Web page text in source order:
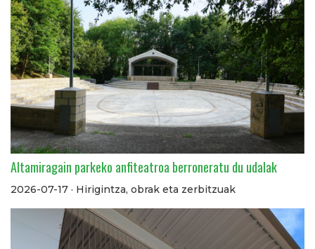
Altamiragain parkeko anfiteatroa berroneratu du udalak
2026-07-17 · Hirigintza, obrak eta zerbitzuak